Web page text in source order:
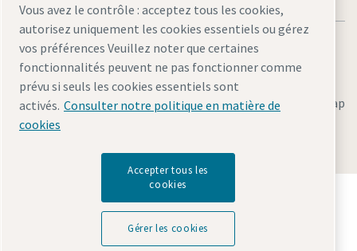
Legal & Privacy NoticesGérer les cookiesAccessibility Sitemap
© 2026 Atlas Copco AB
Découvrez comment le groupe Atlas Copco met en
œuvre une technologie qui transforme l'avenir.
Visitez le site Web Atlas Copco Group
Vous avez le contrôle : acceptez tous les cookies,
autorisez uniquement les cookies essentiels ou gérez
vos préférences Veuillez noter que certaines
fonctionnalités peuvent ne pas fonctionner comme
prévu si seuls les cookies essentiels sont
activés. Consulter notre politique en matière de
cookies
Accepter tous les
cookies
Gérer les cookies